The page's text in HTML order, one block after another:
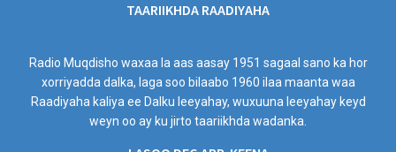
TAARIIKHDA RAADIYAHA
Radio Muqdisho waxaa la aas aasay 1951 sagaal sano ka hor
xorriyadda dalka, laga soo bilaabo 1960 ilaa maanta waa
Raadiyaha kaliya ee Dalku leeyahay, wuxuuna leeyahay keyd
weyn oo ay ku jirto taariikhda wadanka.